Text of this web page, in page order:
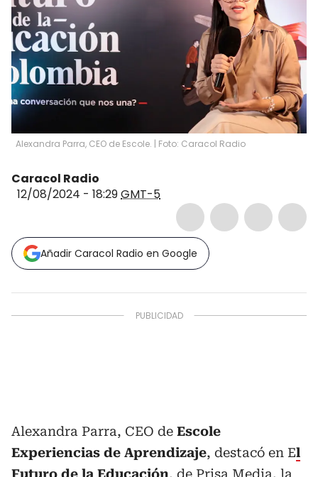
Alexandra Parra, CEO de Escole. | Foto: Caracol Radio
Caracol Radio
12/08/2024 - 18:29GMT-5
Añadir Caracol Radio en Google
Alexandra Parra, CEO de Escole
Experiencias de Aprendizaje, destacó en El
Futuro de la Educación, de Prisa Media, la